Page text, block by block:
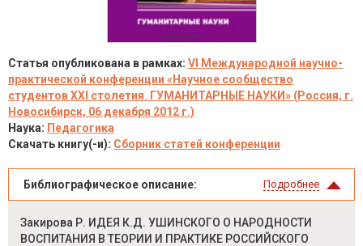
Статья опубликована в рамках: VI Международной научно-
практической конференции «Научное сообщество
студентов XXI столетия. ГУМАНИТАРНЫЕ НАУКИ» (Россия, г.
Новосибирск, 06 декабря 2012 г.)
Наука: Педагогика
Скачать книгу(-и): Сборник статей конференции
Библиографическое описание: Подробнее
Закирова Р. ИДЕЯ К.Д. УШИНСКОГО О НАРОДНОСТИ
ВОСПИТАНИЯ В ТЕОРИИ И ПРАКТИКЕ РОССИЙСКОГО